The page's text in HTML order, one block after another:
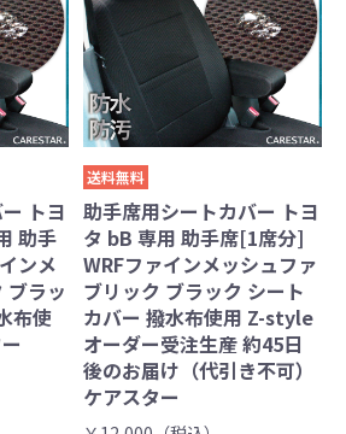
トヨ
助手
ンメ
ブラッ
布使
送料無料
助手席用シートカバー トヨ
タ bB 専用 助手席[1席分]
WRFファインメッシュファ
ブリック ブラック シート
カバー 撥水布使用 Z-style
オーダー受注生産 約45日
後のお届け（代引き不可）
ケアスター